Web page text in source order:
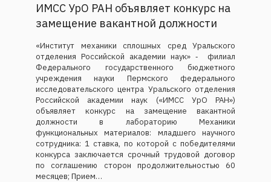
ИМСС УрО РАН объявляет конкурс на
замещение вакантной должности
«Институт механики сплошных сред Уральского
отделения Российской академии наук» ‑ филиал
Федерального государственного бюджетного
учреждения науки Пермского федерального
исследовательского центра Уральского отделения
Российской академии наук («ИМСС УрО РАН»)
объявляет конкурс на замещение вакантной
должности в лабораторию Механики
функциональных материалов: младшего научного
сотрудника: 1 ставка, по которой с победителями
конкурса заключается срочный трудовой договор
по соглашению сторон продолжительностью 60
месяцев; Прием…